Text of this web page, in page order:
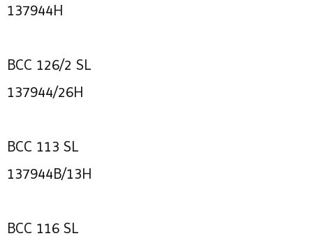
137944H
BCC 126/2 SL
137944/26H
BCC 113 SL
137944B/13H
BCC 116 SL